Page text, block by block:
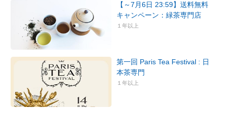
【～7月6日 23:59】送料無料
キャンペーン：緑茶専門店
１年以上
第一回 Paris Tea Festival : 日
本茶専門
１年以上